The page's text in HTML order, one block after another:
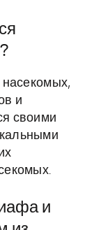
насекомых,
и
своими
и